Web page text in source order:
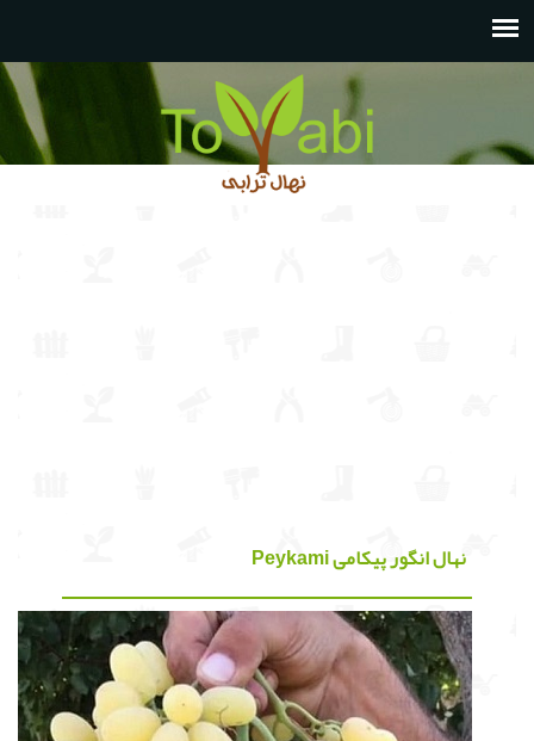
نهال انگور پیکامی Peykami